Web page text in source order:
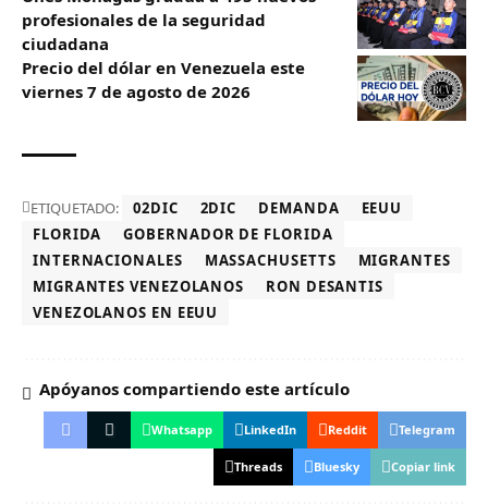
profesionales de la seguridad
ciudadana
Precio del dólar en Venezuela este
viernes 7 de agosto de 2026
ETIQUETADO: 02DIC 2DIC DEMANDA
EEUU
FLORIDA
GOBERNADOR DE FLORIDA
INTERNACIONALES
MASSACHUSETTS
MIGRANTES
MIGRANTES VENEZOLANOS
RON DESANTIS
VENEZOLANOS EN EEUU
Apóyanos compartiendo este artículo
Whatsapp LinkedIn Reddit Telegram
Threads Bluesky Copiar link